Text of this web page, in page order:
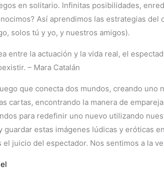
en solitario. Infinitas posibilidades,
Así aprendimos las estrategias
solos tú y yo, y nuestros amigos).
entre la actuación y la vida real, el
– Mara Catalán
que conecta dos mundos, creando
cartas, encontrando la manera de
para redefinir uno nuevo utilizando
guardar estas imágenes lúdicas y eróticas
el juicio del espectador. Nos sentimos a la